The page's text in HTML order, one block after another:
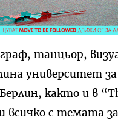
танцьор,
университет
както и в
всичко с темата